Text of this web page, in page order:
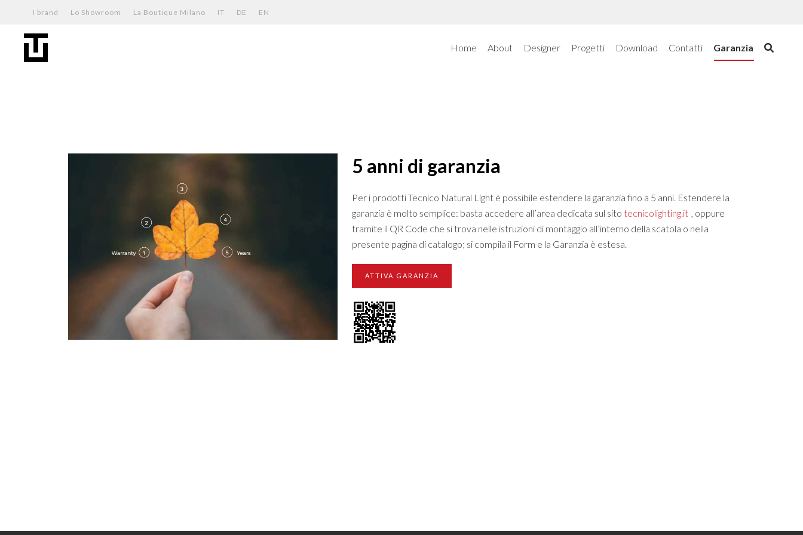
I brand Lo Showroom La Boutique Milano IT DE EN
Home About Designer Progetti Download Contatti Garanzia
5 anni di garanzia
Per i prodotti Tecnico Natural Light è possibile estendere la garanzia fino a 5 anni. Estendere la
garanzia è molto semplice: basta accedere all’area dedicata sul sito tecnicolighting.it , oppure
tramite il QR Code che si trova nelle istruzioni di montaggio all’interno della scatola o nella
presente pagina di catalogo; si compila il Form e la Garanzia è estesa.
ATTIVA GARANZIA